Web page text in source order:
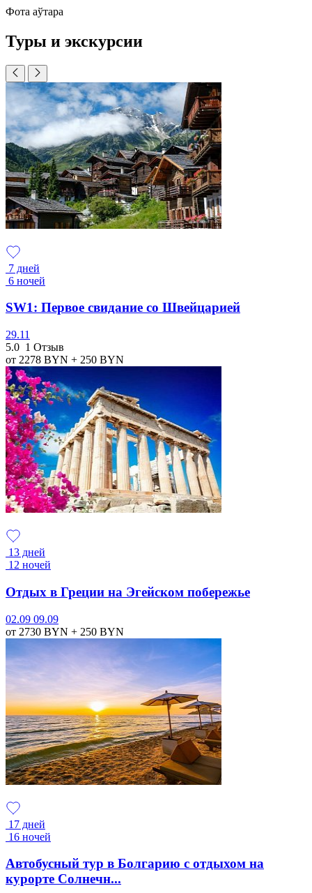
Фота аўтара
Туры и экскурсии
7 дней
6 ночей
SW1: Первое свидание со Швейцарией
29.11
5.0 1 Отзыв
от 2278 BYN + 250 BYN
13 дней
12 ночей
Отдых в Греции на Эгейском побережье
02.09 09.09
от 2730 BYN + 250 BYN
17 дней
16 ночей
Автобусный тур в Болгарию с отдыхом на
курорте Солнечн...